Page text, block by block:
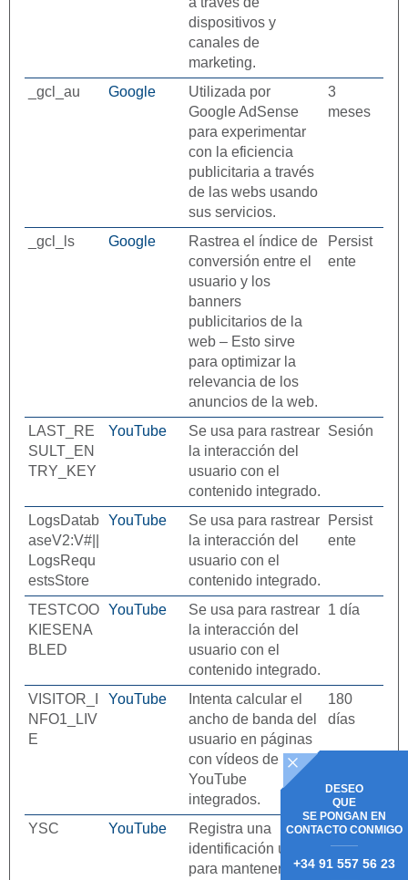
dispositivos y
canales de
marketing.
_gcl_au
Google
Utilizada por
Google AdSense
para experimentar
con la eficiencia
publicitaria a través
de las webs usando
sus servicios.
3
meses
_gcl_ls Google
Rastrea el índice de
conversión entre el
usuario y los
banners
publicitarios de la
web – Esto sirve
para optimizar la
relevancia de los
anuncios de la web.
Persist
ente
LAST_RE
SULT_EN
TRY_KEY
YouTube
Se usa para rastrear
la interacción del
usuario con el
contenido integrado.
Sesión
LogsDatab
aseV2:V#||
LogsRequ
estsStore
YouTube
Se usa para rastrear
la interacción del
usuario con el
contenido integrado.
Persist
ente
TESTCOO
KIESENA
BLED
YouTube
Se usa para rastrear
la interacción del
usuario con el
contenido integrado.
1 día
VISITOR_I
NFO1_LIV
E
YouTube
Intenta calcular el
ancho de banda del
usuario en páginas
con vídeos de
YouTube
integrados.
180
días
YSC YouTube
Registra una
identificación única
para mantener
Sesión
DESEO
QUE
SE PONGAN EN
CONTACTO CONMIGO
+34 91 557 56 23